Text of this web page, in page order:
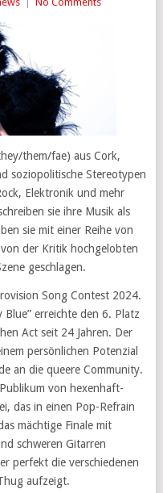
them/fae) aus Cork,
soziopolitische Stereotypen
Elektronik und mehr
sie ihre Musik als
sie mit einer Reihe von
der Kritik hochgelobten
geschlagen.
Song Contest 2024.
erreichte den 6. Platz
Act seit 24 Jahren. Der
persönlichen Potenzial
an die queere Community.
von hexenhaft-
das in einen Pop-Refrain
mächtige Finale mit
schweren Gitarren
perfekt die verschiedenen
aufzeigt.